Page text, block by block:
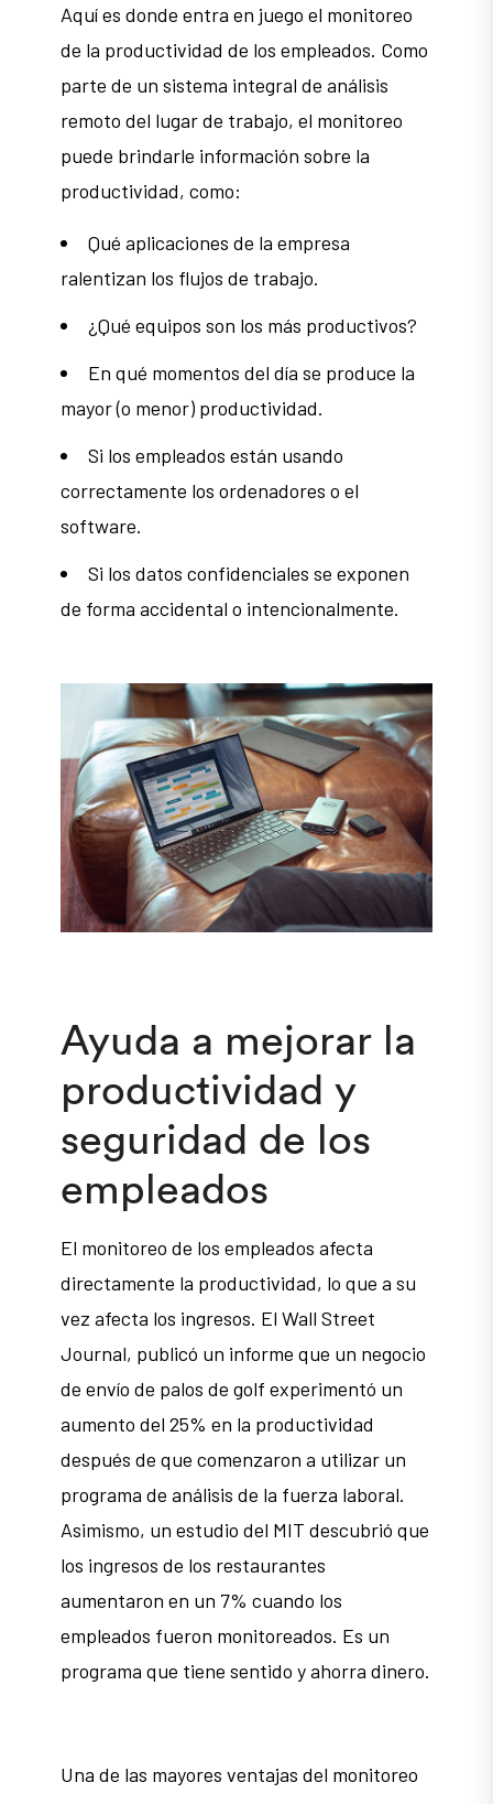
Aquí es donde entra en juego el monitoreo
de la productividad de los empleados. Como
parte de un sistema integral de análisis
remoto del lugar de trabajo, el monitoreo
puede brindarle información sobre la
productividad, como:
Qué aplicaciones de la empresa
ralentizan los flujos de trabajo.
¿Qué equipos son los más productivos?
En qué momentos del día se produce la
mayor (o menor) productividad.
Si los empleados están usando
correctamente los ordenadores o el
software.
Si los datos confidenciales se exponen
de forma accidental o intencionalmente.
Ayuda a mejorar la
productividad y
seguridad de los
empleados
El monitoreo de los empleados afecta
directamente la productividad, lo que a su
vez afecta los ingresos. El Wall Street
Journal, publicó un informe que un negocio
de envío de palos de golf experimentó un
aumento del 25% en la productividad
después de que comenzaron a utilizar un
programa de análisis de la fuerza laboral.
Asimismo, un estudio del MIT descubrió que
los ingresos de los restaurantes
aumentaron en un 7% cuando los
empleados fueron monitoreados. Es un
programa que tiene sentido y ahorra dinero.
Una de las mayores ventajas del monitoreo